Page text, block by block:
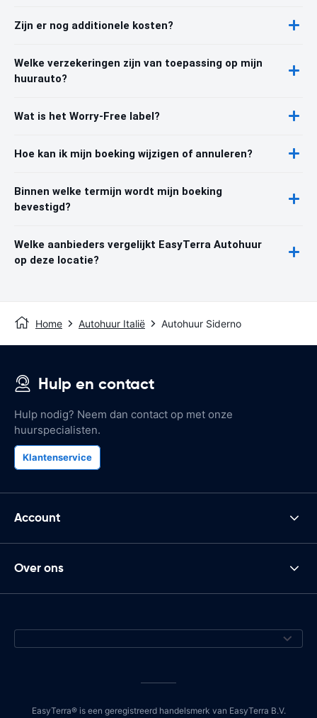
Zijn er nog additionele kosten?
Welke verzekeringen zijn van toepassing op mijn
huurauto?
Wat is het Worry-Free label?
Hoe kan ik mijn boeking wijzigen of annuleren?
Binnen welke termijn wordt mijn boeking
bevestigd?
Welke aanbieders vergelijkt EasyTerra Autohuur
op deze locatie?
Home Autohuur Italië Autohuur Siderno
Hulp en contact
Hulp nodig? Neem dan contact op met onze
huurspecialisten.
Klantenservice
Account
Over ons
EasyTerra® is een geregistreerd handelsmerk van EasyTerra B.V.